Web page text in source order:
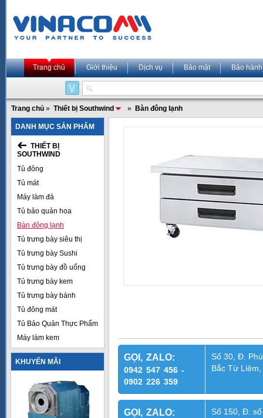
Trang chủ Giới thiệu Dịch vụ Bảo mật Bảo hành
Trang chủ » Thiết bị Southwind » Bàn đông lạnh
DANH MỤC SẢN PHẨM
THIẾT BỊ
SOUTHWIND
Tủ đông
Tủ mát
Máy làm đá
Tủ bảo quản hoa
Bàn đông lạnh
Tủ trưng bày siêu thị
Tủ trưng bày Sushi
Tủ trưng bày đồ uống
Tủ trưng bày kem
Tủ trưng bày bánh
Tủ đông mát
Tủ Bảo Quản Thực Phẩm
Máy làm kem
KHUYẾN MÃI GỌI, ZALO:
0942 547 456 -
0902 226 359
Số 30, Đ.
Bắc Từ
GỌI, ZALO:
Số 150, Đ.